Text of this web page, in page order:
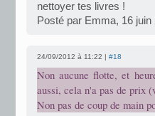
nettoyer tes livres !
Posté par Emma, 16 juin
24/09/2012 à 11:22 | #18
Non aucune flotte, et
aussi, cela n'a pas de prix
Non pas de coup de main